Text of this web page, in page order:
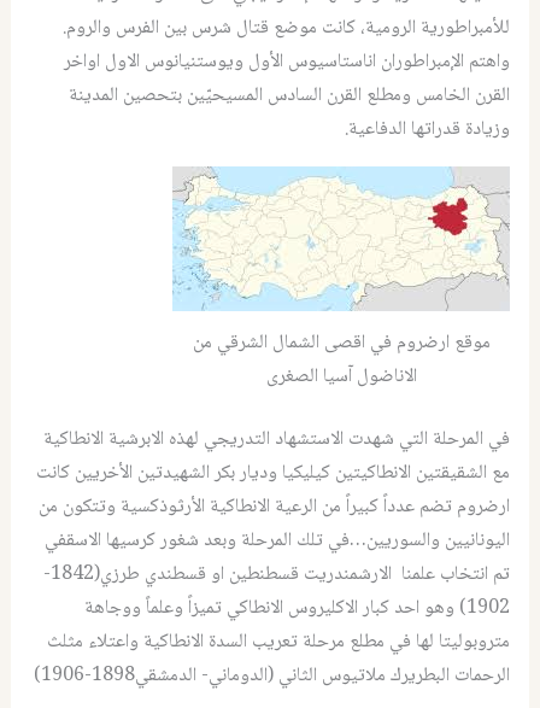
للأمبراطورية الرومية، كانت موضع قتال شرس بين الفرس والروم.
واهتم الإمبراطوران اناستاسيوس الأول ويوستنيانوس الاول اواخر
القرن الخامس ومطلع القرن السادس المسيحيّين بتحصين المدينة
وزيادة قدراتها الدفاعية.
موقع ارضروم في اقصى الشمال الشرقي من
الاناضول آسيا الصغرى
في المرحلة التي شهدت الاستشهاد التدريجي لهذه الابرشية الانطاكية
مع الشقيقتين الانطاكيتين كيليكيا وديار بكر الشهيدتين الأخريين كانت
ارضروم تضم عدداً كبيراً من الرعية الانطاكية الأرثوذكسية وتتكون من
اليونانيين والسوريين…في تلك المرحلة وبعد شغور كرسيها الاسقفي
تم انتخاب علمنا الارشمندريت قسطنطين او قسطندي طرزي(1842-
1902) وهو احد كبار الاكليروس الانطاكي تميزاً وعلماً ووجاهة
متروبوليتا لها في مطلع مرحلة تعريب السدة الانطاكية واعتلاء مثلث
الرحمات البطريرك ملاتيوس الثاني (الدوماني- الدمشقي1898-1906)